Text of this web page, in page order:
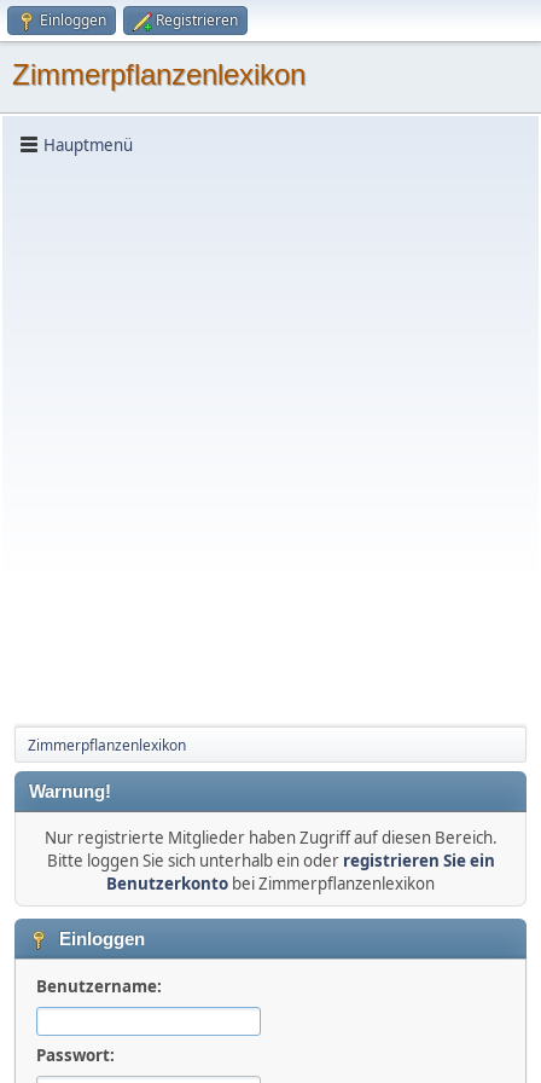
Einloggen Registrieren
Zimmerpflanzenlexikon
Hauptmenü
Zimmerpflanzenlexikon
Warnung!
Nur registrierte Mitglieder haben Zugriff auf diesen Bereich.
Bitte loggen Sie sich unterhalb ein oder registrieren Sie ein
Benutzerkonto bei Zimmerpflanzenlexikon
Einloggen
Benutzername:
Passwort: